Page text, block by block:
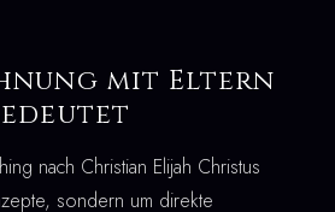
mit Eltern
nach Christian Elijah Christus
sondern um direkte